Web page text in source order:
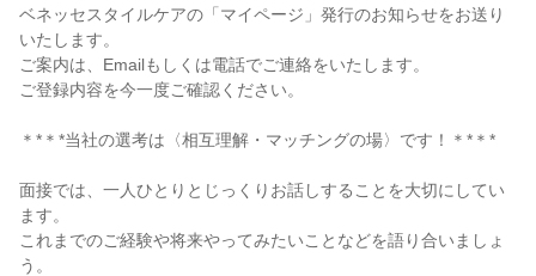
ベネッセスタイルケアの「マイページ」発行のお知らせをお送り
いたします。
ご案内は、Emailもしくは電話でご連絡をいたします。
ご登録内容を今一度ご確認ください。
＊*＊*当社の選考は〈相互理解・マッチングの場〉です！＊*＊*
面接では、一人ひとりとじっくりお話しすることを大切にしてい
ます。
これまでのご経験や将来やってみたいことなどを語り合いましょ
う。